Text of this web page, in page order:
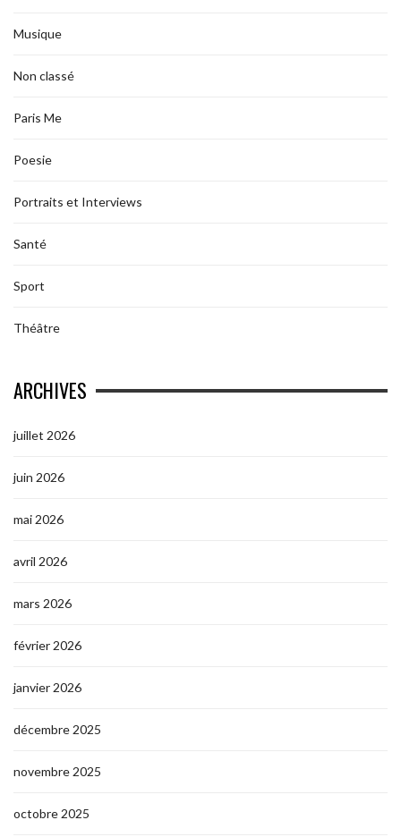
Musique
Non classé
Paris Me
Poesie
Portraits et Interviews
Santé
Sport
Théâtre
ARCHIVES
juillet 2026
juin 2026
mai 2026
avril 2026
mars 2026
février 2026
janvier 2026
décembre 2025
novembre 2025
octobre 2025